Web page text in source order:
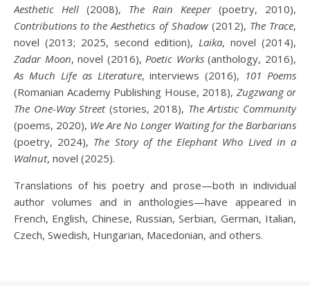
Aesthetic Hell (2008), The Rain Keeper(poetry, 2010),
Contributions to the Aesthetics of Shadow(2012), The Trace,
novel (2013; 2025, second edition), Laika, novel (2014),
Zadar Moon, novel (2016),Poetic Works(anthology, 2016),
As Much Life as Literature, interviews (2016), 101 Poems
(Romanian Academy Publishing House, 2018), Zugzwang or
The One-Way Street(stories, 2018), The Artistic Community
(poems, 2020), We Are No Longer Waiting for the Barbarians
(poetry, 2024), The Story of the Elephant Who Lived in a
Walnut, novel (2025).
Translations of his poetry and prose—both in individual
author volumes and in anthologies—have appeared in
French, English, Chinese, Russian, Serbian, German, Italian,
Czech, Swedish, Hungarian, Macedonian, and others.